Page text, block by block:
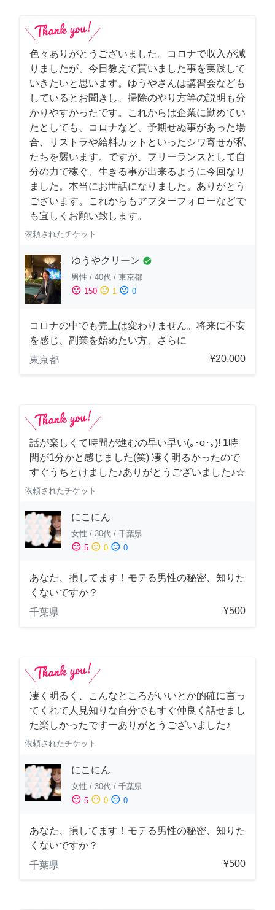
色々ありがとうございました。コロナで収入が減
りましたが、今日教えて貰いました事を実践して
いきたいと思います。ゆうやさんは講習会なども
しているとお聞きし、掃除のやり方等の説明も分
かりやすかったです。これからは企業に勤めてい
たとしても、コロナなど、予期せぬ事があった場
合、リストラや給料カットといったシワ寄せが私
たちを襲います。ですが、フリーランスとして自
分の力で稼ぐ、生きる事が出来るように今回なり
ました。本当にお世話になりました。ありがとう
ございます。これからもアフターフォローなどで
も宜しくお願い致します。
依頼されたチケット
ゆうやクリーン check_circle
男性 / 40代 / 東京都
sentiment_satisfied 150 sentiment_neutral 1 sentiment_dissatisfied 0
コロナの中でも売上は変わりません。将来に不安
を感じ、副業を始めたい方、さらに
東京都
¥20,000
話が楽しくて時間が進むの早い早い(｡･о･｡)! 1時
間が1分かと感じました(笑) 凄く明るかったので
すぐうちとけました♪ありがとうございました♪☆
依頼されたチケット
にこにん
女性 / 30代 / 千葉県
sentiment_satisfied 5 sentiment_neutral 0 sentiment_dissatisfied 0
あなた、損してます！モテる男性の秘密、知りた
くないですか？
千葉県
¥500
凄く明るく、こんなところがいいとか的確に言っ
てくれて人見知りな自分でもすぐ仲良く話せまし
た楽しかったですーありがとうございました♪
依頼されたチケット
にこにん
女性 / 30代 / 千葉県
sentiment_satisfied 5 sentiment_neutral 0 sentiment_dissatisfied 0
あなた、損してます！モテる男性の秘密、知りた
くないですか？
千葉県
¥500